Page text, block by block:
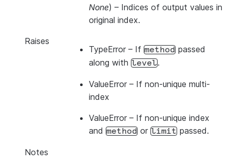
None) – Indices of output values in
original index.
Raises
TypeError – If method passed
along with level.
ValueError – If non-unique multi-
index
ValueError – If non-unique index
and method or limit passed.
Notes